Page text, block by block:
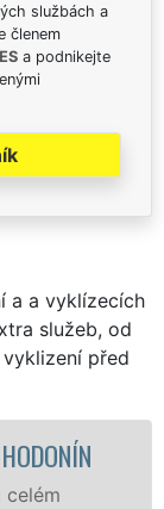
službách a
členem
a podnikejte
a a vyklízecích
služeb, od
před